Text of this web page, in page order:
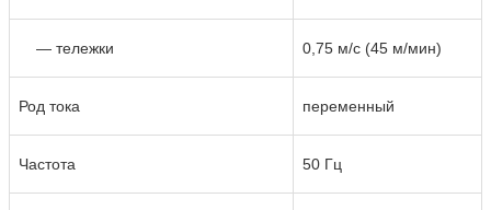
— тележки 0,75 м/с (45 м/мин)
Род тока переменный
Частота 50 Гц